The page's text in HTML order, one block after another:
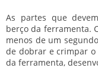
As partes que
berço da ferramenta.
menos de um
de dobrar e crimpar
da ferramenta,